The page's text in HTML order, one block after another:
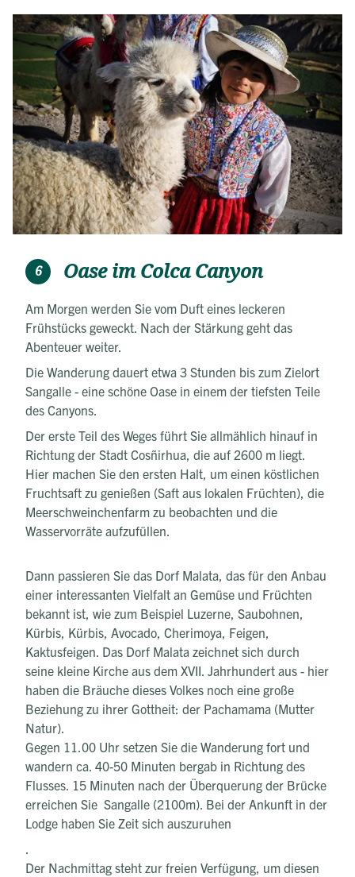
6 Oase im Colca Canyon
Am Morgen werden Sie vom Duft eines leckeren
Frühstücks geweckt. Nach der Stärkung geht das
Abenteuer weiter.
Die Wanderung dauert etwa 3 Stunden bis zum Zielort
Sangalle - eine schöne Oase in einem der tiefsten Teile
des Canyons.
Der erste Teil des Weges führt Sie allmählich hinauf in
Richtung der Stadt Cosñirhua, die auf 2600 m liegt.
Hier machen Sie den ersten Halt, um einen köstlichen
Fruchtsaft zu genießen (Saft aus lokalen Früchten), die
Meerschweinchenfarm zu beobachten und die
Wasservorräte aufzufüllen.
Dann passieren Sie das Dorf Malata, das für den Anbau
einer interessanten Vielfalt an Gemüse und Früchten
bekannt ist, wie zum Beispiel Luzerne, Saubohnen,
Kürbis, Kürbis, Avocado, Cherimoya, Feigen,
Kaktusfeigen. Das Dorf Malata zeichnet sich durch
seine kleine Kirche aus dem XVII. Jahrhundert aus - hier
haben die Bräuche dieses Volkes noch eine große
Beziehung zu ihrer Gottheit: der Pachamama (Mutter
Natur).
Gegen 11.00 Uhr setzen Sie die Wanderung fort und
wandern ca. 40-50 Minuten bergab in Richtung des
Flusses. 15 Minuten nach der Überquerung der Brücke
erreichen Sie Sangalle (2100m). Bei der Ankunft in der
Lodge haben Sie Zeit sich auszuruhen
.
Der Nachmittag steht zur freien Verfügung, um diesen